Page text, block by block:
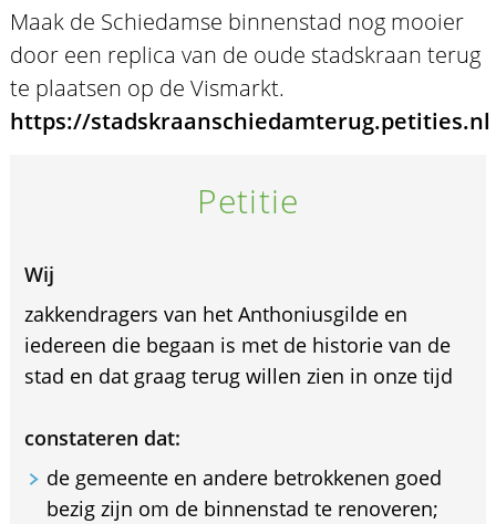
Maak de Schiedamse binnenstad nog mooier
door een replica van de oude stadskraan terug
te plaatsen op de Vismarkt.
https://stadskraanschiedamterug.petities.nl
Petitie
Wij
zakkendragers van het Anthoniusgilde en
iedereen die begaan is met de historie van de
stad en dat graag terug willen zien in onze tijd
constateren dat:
de gemeente en andere betrokkenen goed
bezig zijn om de binnenstad te renoveren;